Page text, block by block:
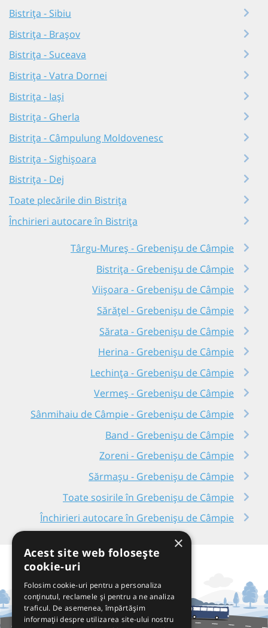
Bistrița - Sibiu
Bistrița - Brașov
Bistrița - Suceava
Bistrița - Vatra Dornei
Bistrița - Iași
Bistrița - Gherla
Bistrița - Câmpulung Moldovenesc
Bistrița - Sighișoara
Bistrița - Dej
Toate plecările din Bistrița
Închirieri autocare în Bistrița
Târgu-Mureș - Grebenișu de Câmpie
Bistrița - Grebenișu de Câmpie
Viișoara - Grebenișu de Câmpie
Sărățel - Grebenișu de Câmpie
Sărata - Grebenișu de Câmpie
Herina - Grebenișu de Câmpie
Lechința - Grebenișu de Câmpie
Vermeș - Grebenișu de Câmpie
Sânmihaiu de Câmpie - Grebenișu de Câmpie
Band - Grebenișu de Câmpie
Zoreni - Grebenișu de Câmpie
Sărmașu - Grebenișu de Câmpie
Toate sosirile în Grebenișu de Câmpie
Închirieri autocare în Grebenișu de Câmpie
×
Acest site web folosește
cookie-uri
Folosim cookie-uri pentru a personaliza
conținutul, reclamele și pentru a ne analiza
traficul. De asemenea, împărtășim
informații despre utilizarea site-ului nostru